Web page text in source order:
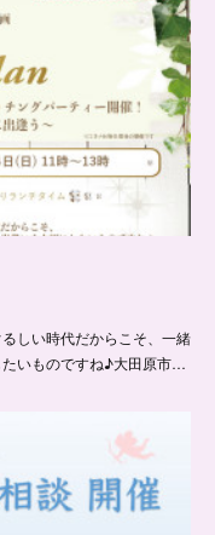
しい時代だからこそ、一緒
いものですね♪大田原市…